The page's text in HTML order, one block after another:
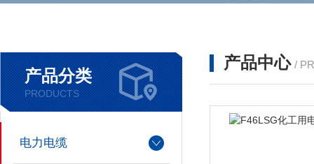
产品分类
PRODUCTS
电力电缆
产品中心 /